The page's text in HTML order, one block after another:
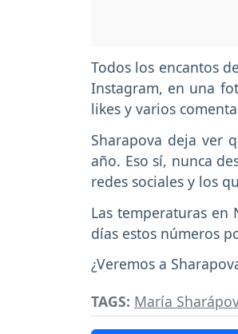
Todos los encantos
Instagram, en una
likes y varios
Sharapova deja ver
año. Eso sí, nunca
redes sociales y los
Las temperaturas en
días estos números
¿Veremos a
TAGS: María